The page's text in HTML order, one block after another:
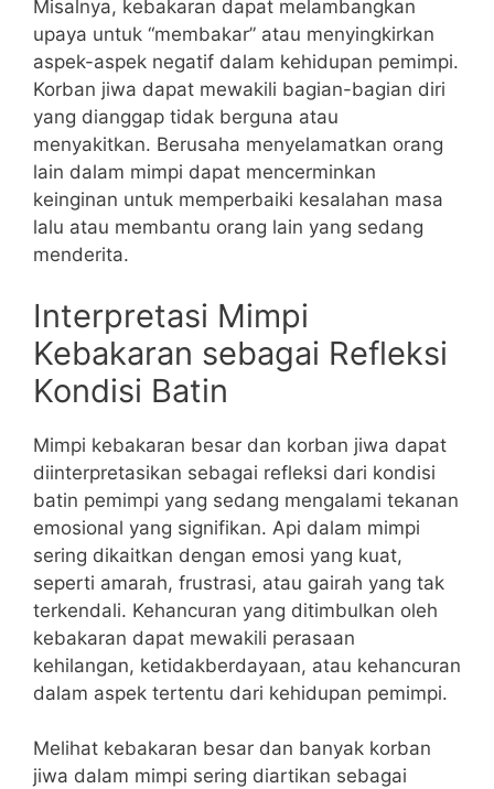
Misalnya, kebakaran dapat melambangkan
upaya untuk “membakar” atau menyingkirkan
aspek-aspek negatif dalam kehidupan pemimpi.
Korban jiwa dapat mewakili bagian-bagian diri
yang dianggap tidak berguna atau
menyakitkan. Berusaha menyelamatkan orang
lain dalam mimpi dapat mencerminkan
keinginan untuk memperbaiki kesalahan masa
lalu atau membantu orang lain yang sedang
menderita.
Interpretasi Mimpi
Kebakaran sebagai Refleksi
Kondisi Batin
Mimpi kebakaran besar dan korban jiwa dapat
diinterpretasikan sebagai refleksi dari kondisi
batin pemimpi yang sedang mengalami tekanan
emosional yang signifikan. Api dalam mimpi
sering dikaitkan dengan emosi yang kuat,
seperti amarah, frustrasi, atau gairah yang tak
terkendali. Kehancuran yang ditimbulkan oleh
kebakaran dapat mewakili perasaan
kehilangan, ketidakberdayaan, atau kehancuran
dalam aspek tertentu dari kehidupan pemimpi.
Melihat kebakaran besar dan banyak korban
jiwa dalam mimpi sering diartikan sebagai